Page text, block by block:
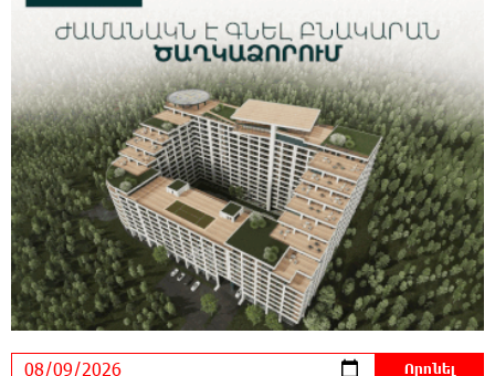
ուկրաինական 360 անօդաչու թռչող սարք
23:20:45 8-08-2026
Օգոստոսի 10-ին, 11-ին, 12-ին, 13-ին, 14-ին,
17-ին, 18-ին և 20-ին հարյուրավոր
հասցեներում լույս չի լինելու
23:01:57 8-08-2026
Ողբերգական դեպք՝ Երևանում․ Կիևյան
կամրջի տակ հայտնաբերվել է տղամարդու
մարմին
22:43:21 8-08-2026
Ադրբեջանի Սարով գյուղում տանը 18-ամյա